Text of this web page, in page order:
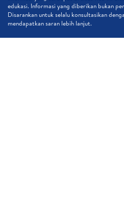
edukasi. Informasi yang diberikan bukan
Disarankan untuk selalu konsultasikan
mendapatkan saran lebih lanjut.